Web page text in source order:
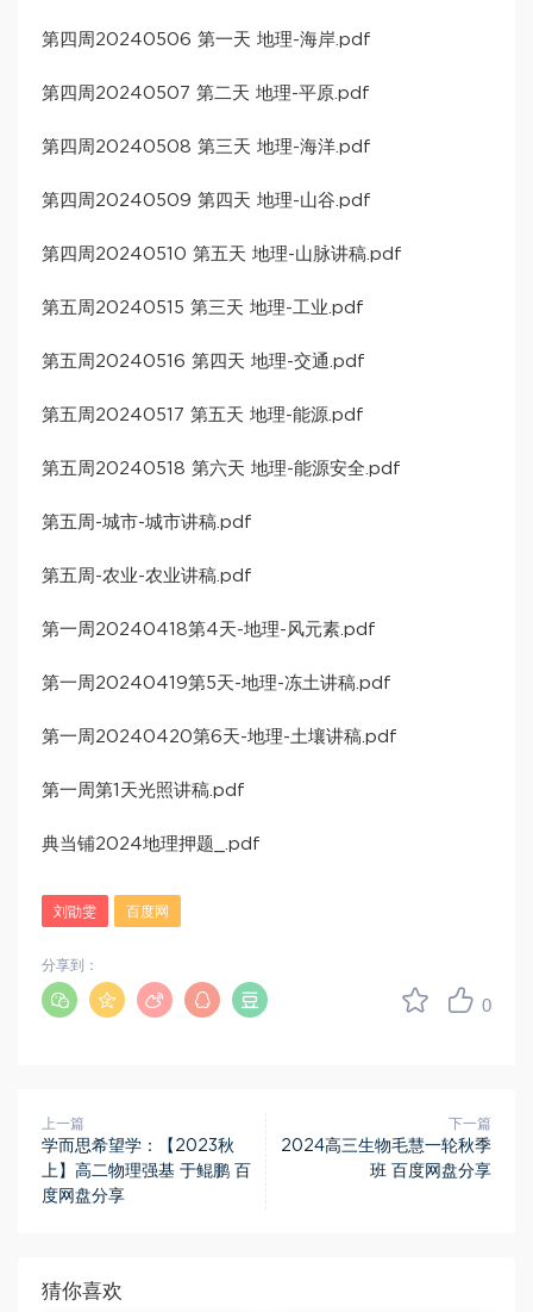
第四周20240506 第一天 地理-海岸.pdf
第四周20240507 第二天 地理-平原.pdf
第四周20240508 第三天 地理-海洋.pdf
第四周20240509 第四天 地理-山谷.pdf
第四周20240510 第五天 地理-山脉讲稿.pdf
第五周20240515 第三天 地理-工业.pdf
第五周20240516 第四天 地理-交通.pdf
第五周20240517 第五天 地理-能源.pdf
第五周20240518 第六天 地理-能源安全.pdf
第五周-城市-城市讲稿.pdf
第五周-农业-农业讲稿.pdf
第一周20240418第4天-地理-风元素.pdf
第一周20240419第5天-地理-冻土讲稿.pdf
第一周20240420第6天-地理-土壤讲稿.pdf
第一周第1天光照讲稿.pdf
典当铺2024地理押题_.pdf
刘勖雯 百度网
0
分享到：
上一篇
学而思希望学：【2023秋
上】高二物理强基 于鲲鹏 百
度网盘分享
下一篇
2024高三生物毛慧一轮秋季
班 百度网盘分享
猜你喜欢